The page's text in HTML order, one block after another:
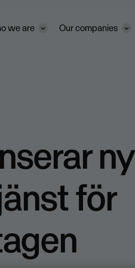
we are Our companies
ny
för